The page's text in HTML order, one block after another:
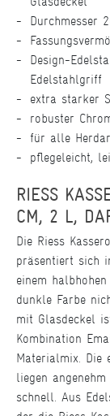
Durchmesser
Design-
Edelstahlgriff
extra starker
robuster
für alle
pflegeleicht,
RIESS
CM, 2 L,
Die Riess
präsentiert sich
einem
dunkle Farbe
mit Glasdeckel
Kombination
Materialmix. Die
liegen
schnell. Aus